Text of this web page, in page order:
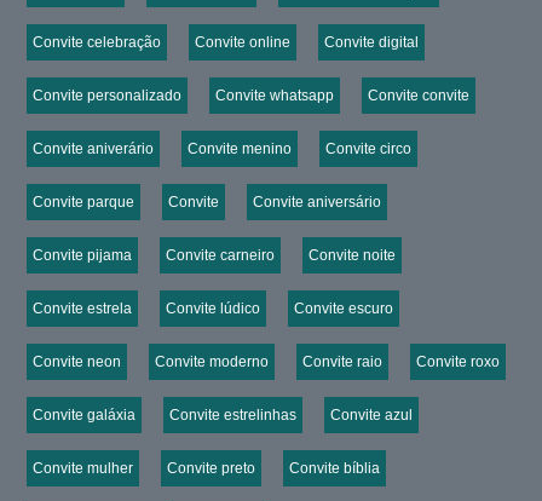
Convite celebração Convite online Convite digital
Convite personalizado Convite whatsapp Convite convite
Convite aniverário Convite menino Convite circo
Convite parque Convite Convite aniversário
Convite pijama Convite carneiro Convite noite
Convite estrela Convite lúdico Convite escuro
Convite neon Convite moderno Convite raio Convite roxo
Convite galáxia Convite estrelinhas Convite azul
Convite mulher Convite preto Convite bíblia